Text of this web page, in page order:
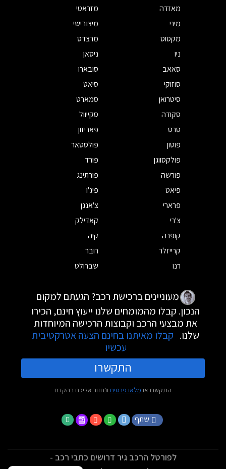
מאזדה
מזראטי
מיני
מיצובישי
מקסוס
מרצדס
ניו
ניסאן
סאאב
סובארו
סוזוקי
סיאט
סיטרואן
סמארט
סקודה
סקייוול
סרס
פאריזון
פוטון
פולסטאר
פולקסווגן
פורד
פורשה
פורתינג
פיאט
פיג'ו
פרארי
צ'אנגן
צ'רי
קאדילק
קופרה
קיה
קרייזלר
רובר
רנו
שברולט
מעוניינים ברכישת רכב? הגעתם למקום
הנכון. קבלו מהמומחים שלנו ייעוץ חינם, הכירו
את מבצעי הרכב וקבוצות הרכישה המיוחדות
שלנו. קבלו מאיתנו בחינם הצעה אטרקטיבית
עכשיו
התקשרו
התקשרו או מלאו פרטים ונחזור אליכם בהקדם
שתף
לפורטל הרכב גיר דרושים כתבי רכב -